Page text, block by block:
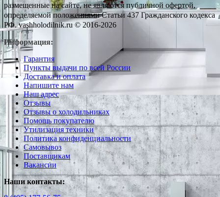
размещенные на сайте, не являются публичной офертой,
определяемой положениями Статьи 437 Гражданского кодекса
РФ. vashholodilnik.ru © 2016-2026
Информация:
Гарантия
Пункты выдачи по всей России
Доставка и оплата
Напишите нам
Наш адрес
Отзывы
Отзывы о холодильниках
Помощь покупателю
Утилизация техники
Политика конфиденциальности
Самовывоз
Поставщикам
Вакансии
Наши контакты: